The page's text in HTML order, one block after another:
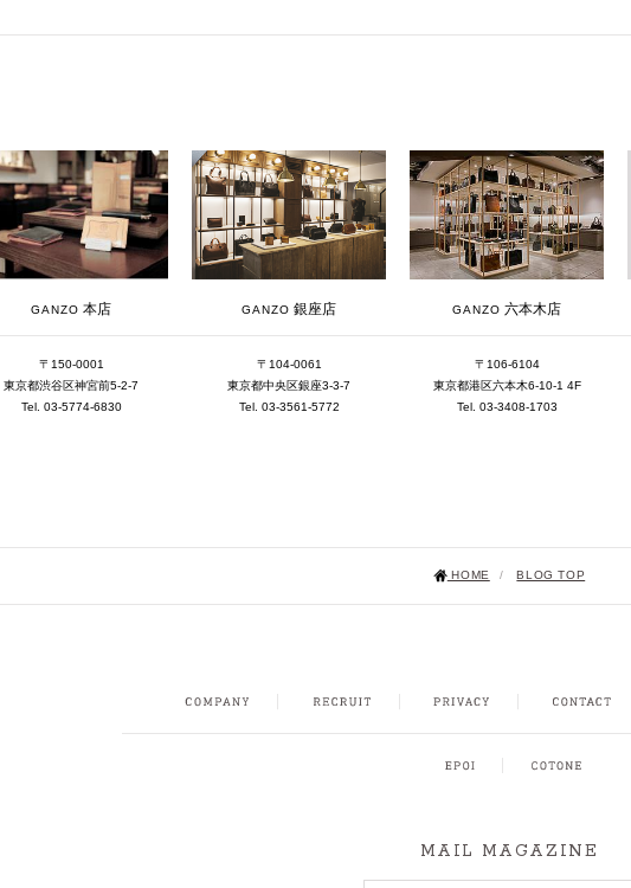
GANZO 本店
〒150-0001
東京都渋谷区神宮前5-2-7
Tel. 03-5774-6830
GANZO 銀座店
〒104-0061
東京都中央区銀座3-3-7
Tel. 03-3561-5772
GANZO 六本木店
〒106-6104
東京都港区六本木6-10-1 4F
Tel. 03-3408-1703
HOME / BLOG TOP
INSTAGRAM
MAIL MAGAZINE